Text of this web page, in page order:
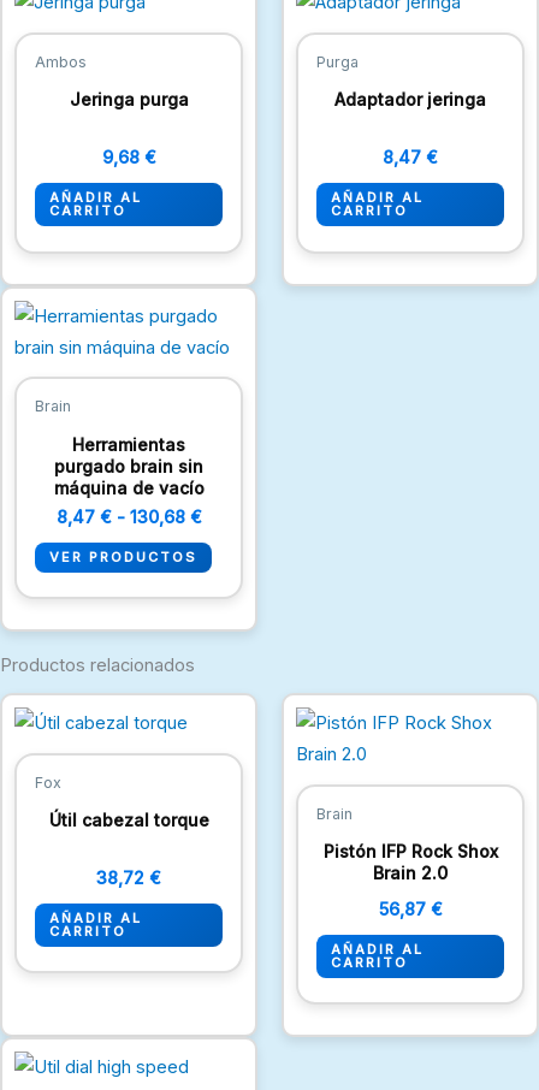
Ambos
Jeringa purga
9,68 €
AÑADIR AL
CARRITO
Purga
Adaptador jeringa
8,47 €
AÑADIR AL
CARRITO
Brain
Herramientas
purgado brain sin
máquina de vacío
8,47 € - 130,68 €
Rango
de
precios:
8,47 €
VER PRODUCTOS
Productos relacionados
Fox
Útil cabezal torque
38,72 €
AÑADIR AL
CARRITO
Brain
Pistón IFP Rock Shox
Brain 2.0
56,87 €
AÑADIR AL
CARRITO